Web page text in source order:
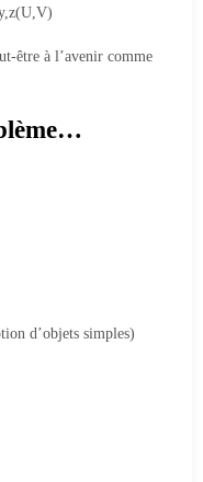
être à l’avenir comme
d’objets simples)